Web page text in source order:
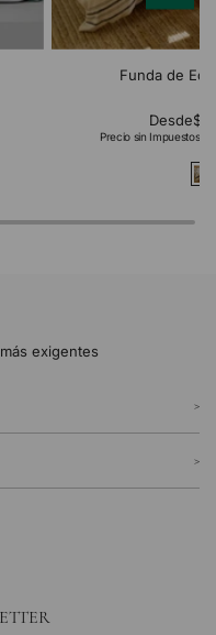
Funda de
Desde
Precio sin Impuestos
exigentes